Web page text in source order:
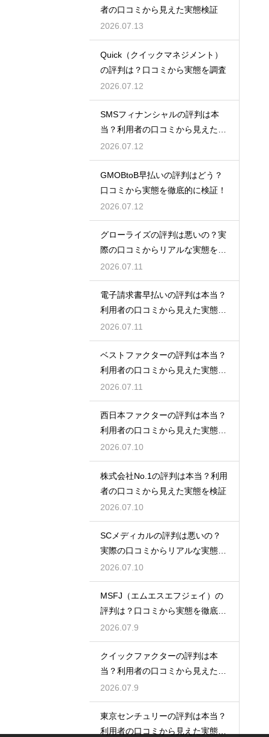
者の口コミから見えた実態検証
2026.07.13
Quick（クイックマネジメント）
の評判は？口コミから実態を調査
2026.07.12
SMSフィナンシャルの評判は本
当？利用者の口コミから見えた実
態検証
2026.07.12
GMOBtoB早払いの評判はどう？
口コミから実態を徹底的に検証！
2026.07.12
グローライズの評判は悪いの？実
際の口コミからリアルな実態を検
証！
2026.07.11
電子請求書早払いの評判は本当？
利用者の口コミから見えた実態を
検証
2026.07.11
ベストファクターの評判は本当？
利用者の口コミから見えた実態を
検証
2026.07.11
西日本ファクターの評判は本当？
利用者の口コミから見えた実態を
検証
2026.07.10
株式会社No.1の評判は本当？利用
者の口コミから見えた実態を検証
2026.07.10
SCメディカルの評判は悪いの？
実際の口コミからリアルな実態を
検証
2026.07.10
MSFJ（エムエスエフジェイ）の
評判は？口コミから実態を徹底検
証
2026.07.9
クイックファクターの評判は本
当？利用者の口コミから見えた実
態検証
2026.07.9
東京センチュリーの評判は本当？
利用者の口コミから見えた実態を